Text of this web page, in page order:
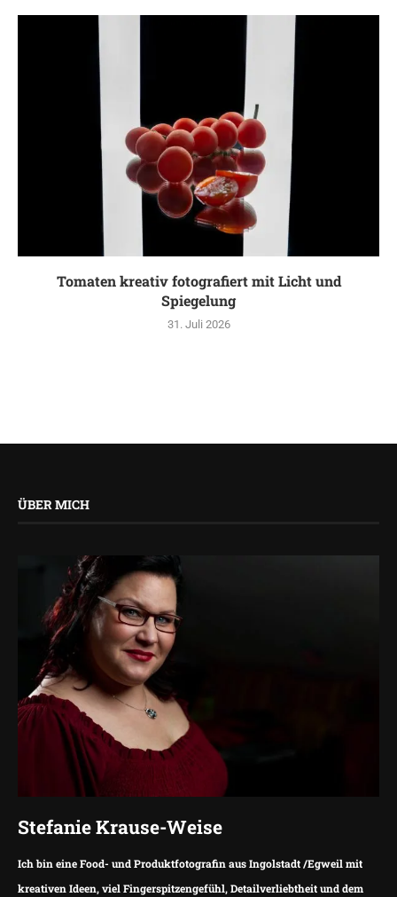
Tomaten kreativ fotografiert mit Licht und
Spiegelung
31. Juli 2026
ÜBER MICH
Stefanie Krause-Weise
Ich bin eine Food- und Produktfotografin aus Ingolstadt /Egweil mit
kreativen Ideen, viel Fingerspitzengefühl, Detailverliebtheit und dem